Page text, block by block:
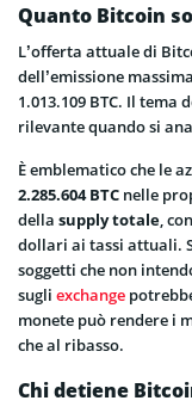
Quanto Bitcoin
L’offerta attuale di
dell’emissione
1.013.109 BTC. Il
rilevante quando si
È emblematico che le
2.285.604 BTC nelle
della supply totale,
dollari ai tassi attuali.
soggetti che non
sugli exchange
monete può rendere i
che al ribasso.
Chi detiene